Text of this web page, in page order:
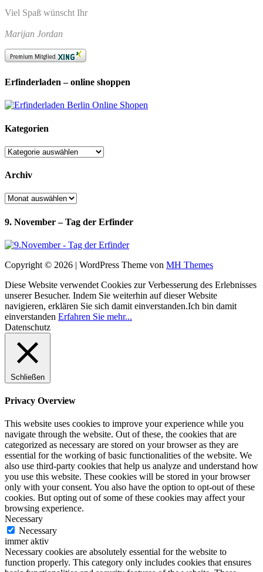
Viel Spaß wünscht Ihr
Marijan Jordan
Erfinderladen – online shoppen
Kategorien
Kategorien
Archiv
Archiv
9. November – Tag der Erfinder
Copyright © 2026 | WordPress Theme von MH Themes
Diese Website verwendet Cookies zur Verbesserung des Erlebnisses
unserer Besucher. Indem Sie weiterhin auf dieser Website
navigieren, erklären Sie sich damit einverstanden.Ich bin damit
einverstanden Erfahren Sie mehr...
Datenschutz
Schließen
Privacy Overview
This website uses cookies to improve your experience while you
navigate through the website. Out of these, the cookies that are
categorized as necessary are stored on your browser as they are
essential for the working of basic functionalities of the website. We
also use third-party cookies that help us analyze and understand how
you use this website. These cookies will be stored in your browser
only with your consent. You also have the option to opt-out of these
cookies. But opting out of some of these cookies may affect your
browsing experience.
Necessary
Necessary
immer aktiv
Necessary cookies are absolutely essential for the website to
function properly. This category only includes cookies that ensures